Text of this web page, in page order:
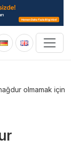
olmamak için